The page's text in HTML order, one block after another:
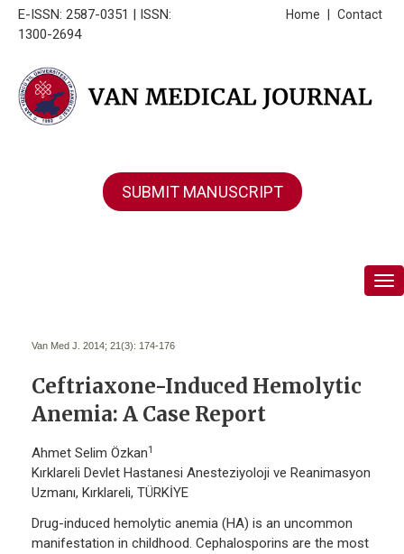
E-ISSN: 2587-0351 | ISSN:
1300-2694
Contact
Home
SUBMIT MANUSCRIPT
Van Med J. 2014; 21(3): 174-176
Ceftriaxone-Induced Hemolytic
Anemia: A Case Report
Ahmet Selim Özkan1
Kırklareli Devlet Hastanesi Anesteziyoloji ve Reanimasyon
Uzmanı, Kırklareli, TÜRKİYE
Drug-induced hemolytic anemia (HA) is an uncommon
manifestation in childhood. Cephalosporins are the most